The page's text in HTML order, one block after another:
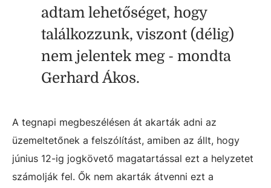
adtam lehetőséget, hogy
találkozzunk, viszont (délig)
nem jelentek meg - mondta
Gerhard Ákos.
A tegnapi megbeszélésen át akarták adni az
üzemeltetőnek a felszólítást, amiben az állt, hogy
június 12-ig jogkövető magatartással ezt a helyzetet
számolják fel. Ők nem akarták átvenni ezt a